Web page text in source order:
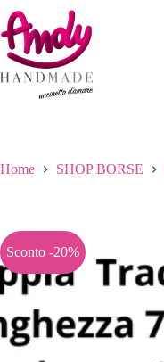
al
contenuto
Home SHOP BORSE
Sconto -20%